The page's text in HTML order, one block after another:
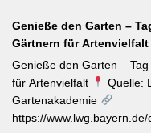
Spätsommer.
Apfelbäumen, Rosen,
„katzenbuckelnd“
Frostspanners können bei
verursachen.
Meisen-Förderung und –
Pflanzenschutzmittel.
Genieße den Garten –
Gärtnern für Artenvielfalt
Genieße den Garten –
für Artenvielfalt
Quelle:
Gartenakademie
https://